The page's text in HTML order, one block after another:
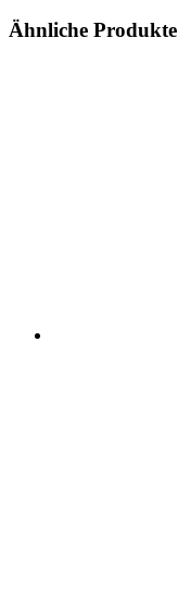
Ähnliche Produkte